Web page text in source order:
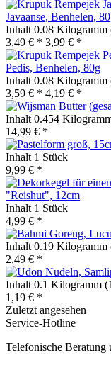
Javaanse, Benhelen,
Inhalt 0.08 Kilogramm
3,49 € * 3,99 € *
Pedis, Benhelen, 80g
Inhalt 0.08 Kilogramm
3,59 € * 4,19 € *
Inhalt 0.454
14,99 € *
Inhalt 1 Stück
9,99 € *
"Reishut", 12cm
Inhalt 1 Stück
4,99 € *
Inhalt 0.19 Kilogramm
2,49 € *
Inhalt 0.1 Kilogramm
1,19 € *
Zuletzt angesehen
Service-Hotline
Telefonische Beratung